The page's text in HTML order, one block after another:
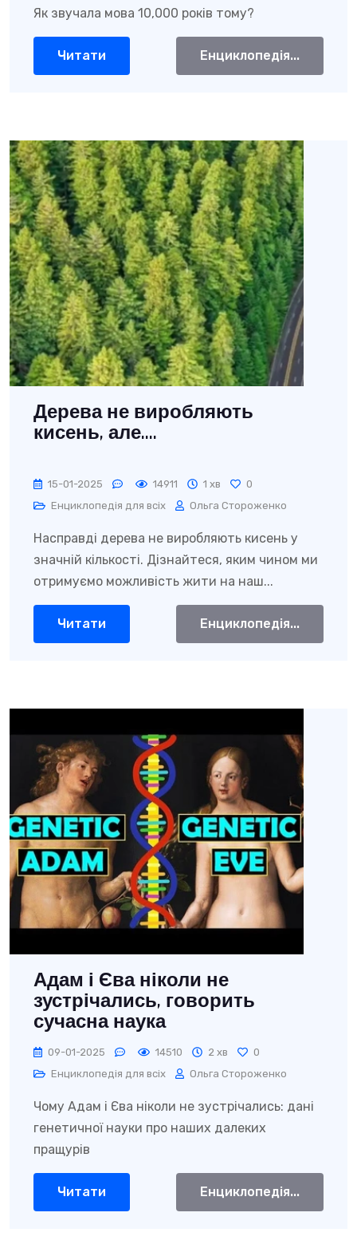
Як звучала мова 10,000 років тому?
Читати Енциклопедія...
Дерева не виробляють
кисень, але....
15-01-2025 14911 1 хв
0
Енциклопедія для всіх
Ольга Стороженко
Насправді дерева не виробляють кисень у
значній кількості. Дізнайтеся, яким чином ми
отримуємо можливість жити на наш...
Читати Енциклопедія...
Адам і Єва ніколи не
зустрічались, говорить
сучасна наука
09-01-2025 14510 2 хв
0
Енциклопедія для всіх
Ольга Стороженко
Чому Адам і Єва ніколи не зустрічались: дані
генетичної науки про наших далеких
пращурів
Читати Енциклопедія...